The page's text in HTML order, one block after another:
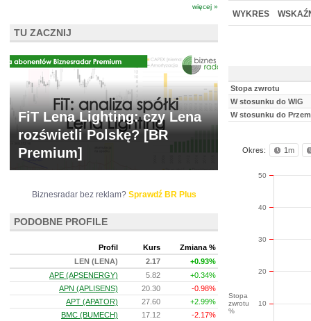
BR LAB
WYKRES
Stopa zwrotu
W stosunku do WIG
W stosunku do
Okres: 1m
Stopa
zwrotu
%
10
20
30
40
50
więcej »
TU ZACZNIJ
FiT Lena Lighting: czy Lena
rozświetli Polskę? [BR
Premium]
Biznesradar bez reklam? Sprawdź BR Plus
PODOBNE PROFILE
Profil Kurs
Zmiana %
LEN (LENA)
2.17
+0.93%
APE (APSENERGY)
5.82
+0.34%
APN (APLISENS)
20.30
-0.98%
APT (APATOR)
27.60
+2.99%
BMC (BUMECH)
17.12
-2.17%